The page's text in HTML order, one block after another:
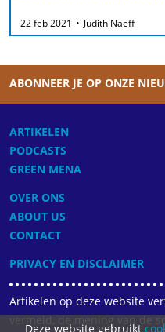
22 feb 2021 Judith Naeff
ABONNEER JE OP ONZE
ARTIKELEN
PODCASTS
GREEN MENA
OVER ONS
ABOUT US
CONTACT
PRIVACY EN DISCLAIMER
Artikelen op deze website
vermeld, de mening van de
Deze website gebruikt